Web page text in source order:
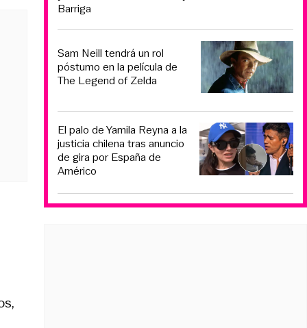
Barriga
Sam Neill tendrá un rol
póstumo en la película de
The Legend of Zelda
El palo de Yamila Reyna a la
justicia chilena tras anuncio
de gira por España de
Américo